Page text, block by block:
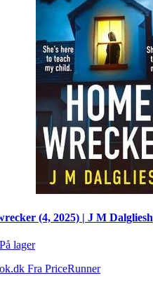
(4, 2025) | J M Dalgliesh
På lager
Fra PriceRunner